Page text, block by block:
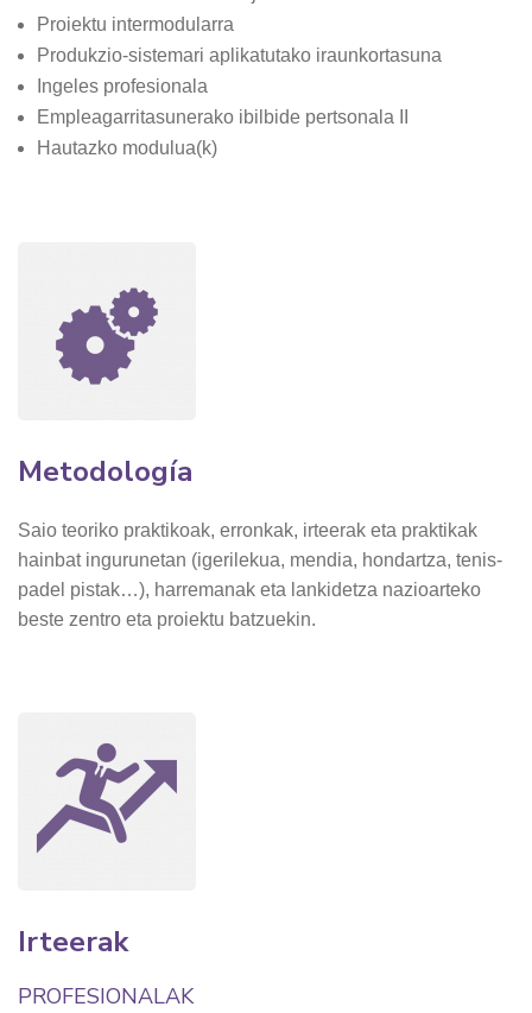
Proiektu intermodularra
Produkzio-sistemari aplikatutako iraunkortasuna
Ingeles profesionala
Empleagarritasunerako ibilbide pertsonala II
Hautazko modulua(k)
Metodología
Saio teoriko praktikoak, erronkak, irteerak eta praktikak
hainbat ingurunetan (igerilekua, mendia, hondartza, tenis-
padel pistak…), harremanak eta lankidetza nazioarteko
beste zentro eta proiektu batzuekin.
Irteerak
PROFESIONALAK